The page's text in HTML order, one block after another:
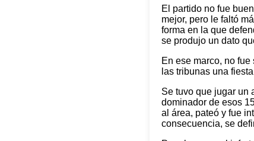
El partido no fue
mejor, pero le faltó
forma en la que
se produjo un dato
En ese marco, no
las tribunas una
Se tuvo que jugar un
dominador de esos
al área, pateó y fue
consecuencia, se